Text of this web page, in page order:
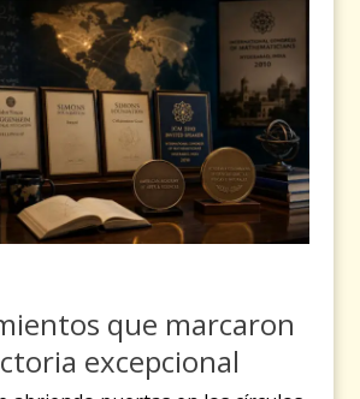
que marcaron
excepcional